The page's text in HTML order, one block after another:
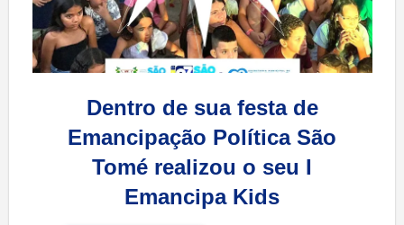
Dentro de sua festa de
Emancipação Política São
Tomé realizou o seu I
Emancipa Kids